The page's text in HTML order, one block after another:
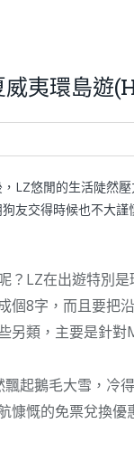
威夷環島遊
LZ悠閒的生活陡然
友交得時候也不大
？LZ在出遊特別
個8字，而且要把
另類，主要是針
起鵝毛大雪，冷
慷慨的免票兌換